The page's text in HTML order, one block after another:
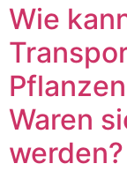
Wie
Waren
werden?